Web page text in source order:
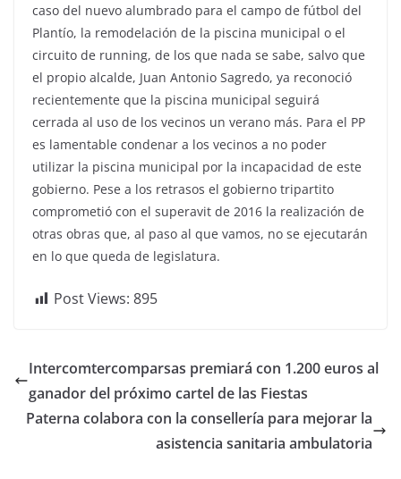
caso del nuevo alumbrado para el campo de fútbol del
Plantío, la remodelación de la piscina municipal o el
circuito de running, de los que nada se sabe, salvo que
el propio alcalde, Juan Antonio Sagredo, ya reconoció
recientemente que la piscina municipal seguirá
cerrada al uso de los vecinos un verano más. Para el PP
es lamentable condenar a los vecinos a no poder
utilizar la piscina municipal por la incapacidad de este
gobierno. Pese a los retrasos el gobierno tripartito
comprometió con el superavit de 2016 la realización de
otras obras que, al paso al que vamos, no se ejecutarán
en lo que queda de legislatura.
Post Views: 895
Intercomtercomparsas premiará con 1.200 euros al
ganador del próximo cartel de las Fiestas
Paterna colabora con la consellería para mejorar la
asistencia sanitaria ambulatoria